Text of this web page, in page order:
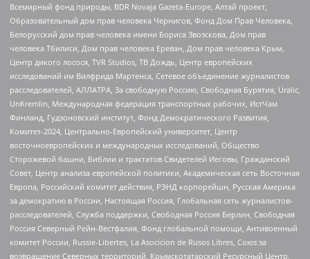
Всемирный фонд природы, BDR Novaja Gazeta-Europe, Алтай проект,
Образовательный дом прав человека Чернигов, Фонд Дом Прав Человека,
Белорусский дом прав человека имени Бориса Звозскова, Дом прав
человека Тбилиси, Дом прав человека Ереван, Дом прав человека Крым,
Центр дикого лосося, TVR Studios, ТВ Дождь, Центр европейских
исследований им Вилфрида Мартенса, Сетевое объединение журналистов
расследователей, АЛЛАТРА, За свободную Россию, Свободная Бурятия, Uralic,
UnKremlin, Международная федерация транспортных рабочих, ИстЧам
Финланд, Гудзоновский институт, Фонд Демократического Развития,
Комитет-2024, Центрально-Европейский университет, Центр
восточноевропейских и международных исследований, Общество
Сторожевой башни, Библии и трактатов Свидетелей Иеговы, Гражданский
Совет, Центр анализа европейской политики, Академическая сеть Восточная
Европа, Российский комитет действия, РЭНД корпорейшн, Русская Америка
за демократию в России, Настоящая Россия, Глобальная сеть журналистов-
расследователей, Служба поддержки, Свободная Россия Берлин, Свободная
Россия Северный Рейн-Вестфалия, Фонд глобальной помощи, Антивоенный
комитет России, Russie-Libertes, La Asocicion de Rusos Libres, Союз за
возвращение Северных территорий, Крымскотатарский Ресурсный Центр,